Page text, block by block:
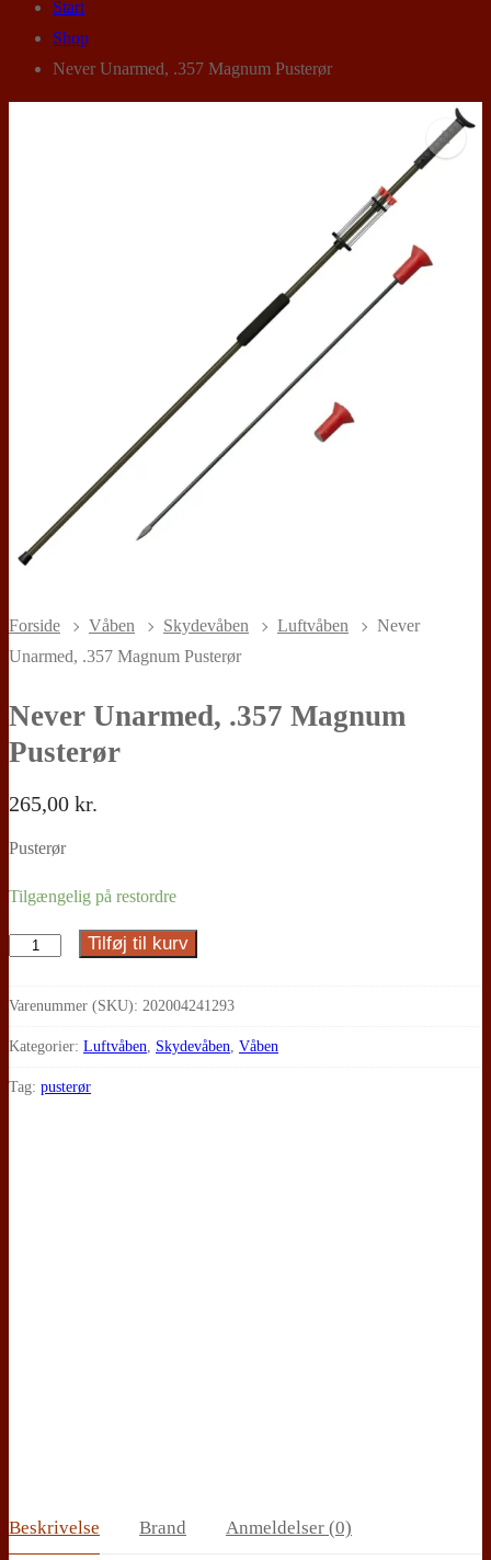
Start
Shop
Never Unarmed, .357 Magnum Pusterør
Forside Våben Skydevåben Luftvåben
Never
Unarmed, .357 Magnum Pusterør
Never Unarmed, .357 Magnum
Pusterør
265,00 kr.
Pusterør
Tilgængelig på restordre
Never
.357
Magnum
antal
Tilføj til kurv
Varenummer (SKU): 202004241293
Kategorier: Luftvåben, Skydevåben, Våben
Tag: pusterør
Beskrivelse Brand Anmeldelser (0)